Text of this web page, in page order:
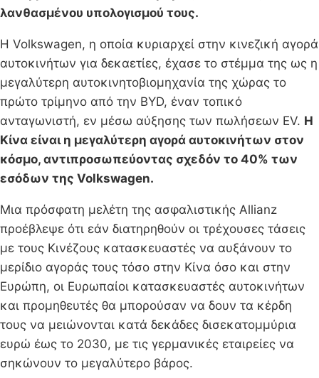
λανθασμένου υπολογισμού τους.
Η Volkswagen, η οποία κυριαρχεί στην κινεζική αγορά
αυτοκινήτων για δεκαετίες, έχασε το στέμμα της ως η
μεγαλύτερη αυτοκινητοβιομηχανία της χώρας το
πρώτο τρίμηνο από την BYD, έναν τοπικό
ανταγωνιστή, εν μέσω αύξησης των πωλήσεων EV. Η
Κίνα είναι η μεγαλύτερη αγορά αυτοκινήτων στον
κόσμο, αντιπροσωπεύοντας σχεδόν το 40% των
εσόδων της Volkswagen.
Μια πρόσφατη μελέτη της ασφαλιστικής Allianz
προέβλεψε ότι εάν διατηρηθούν οι τρέχουσες τάσεις
με τους Κινέζους κατασκευαστές να αυξάνουν το
μερίδιο αγοράς τους τόσο στην Κίνα όσο και στην
Ευρώπη, οι Ευρωπαίοι κατασκευαστές αυτοκινήτων
και προμηθευτές θα μπορούσαν να δουν τα κέρδη
τους να μειώνονται κατά δεκάδες δισεκατομμύρια
ευρώ έως το 2030, με τις γερμανικές εταιρείες να
σηκώνουν το μεγαλύτερο βάρος.